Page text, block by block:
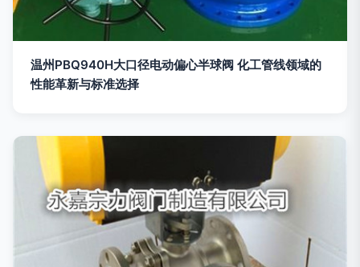
温州PBQ940H大口径电动偏心半球阀 化工管线领域的
性能革新与标准选择